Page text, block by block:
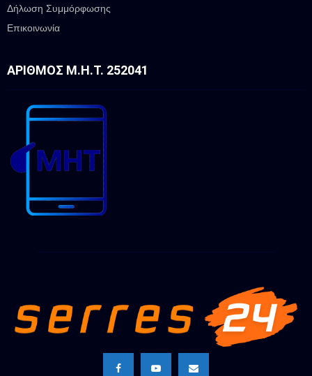
Δήλωση Συμμόρφωσης
Επικοινωνία
ΑΡΙΘΜΌΣ Μ.Η.Τ. 252041